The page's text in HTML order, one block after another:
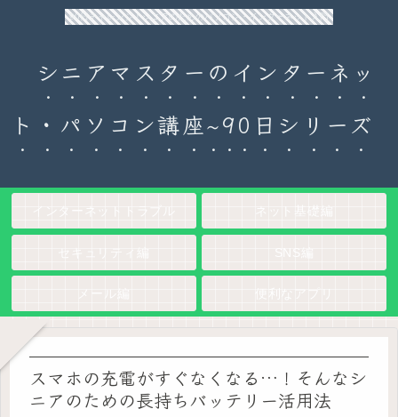
90日チャレンジ！シニアのためのパソコン・インターネット入門
シニアマスターのインターネッ
ト・パソコン講座~90日シリーズ
スマホの充電がすぐなくなる…！そんなシ
ニアのための長持ちバッテリー活用法